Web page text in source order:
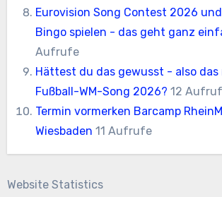
Eurovision Song Contest 2026
Bingo spielen - das geht ganz
Aufrufe
Hättest du das gewusst - also das
Fußball-WM-Song 2026? 12
Termin vormerken Barcamp
Wiesbaden 11 Aufrufe
Website Statistics